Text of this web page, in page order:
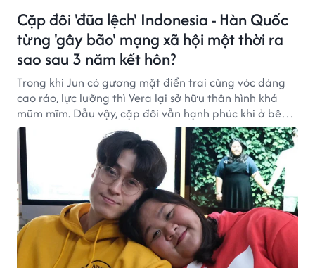
Cặp đôi 'đũa lệch' Indonesia - Hàn Quốc
từng 'gây bão' mạng xã hội một thời ra
sao sau 3 năm kết hôn?
Trong khi Jun có gương mặt điển trai cùng vóc dáng
cao ráo, lực lưỡng thì Vera lại sở hữu thân hình khá
mũm mĩm. Dẫu vậy, cặp đôi vẫn hạnh phúc khi ở bên
nhau.